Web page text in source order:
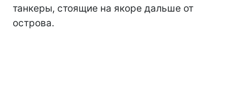
танкеры, стоящие на якоре дальше от
острова.